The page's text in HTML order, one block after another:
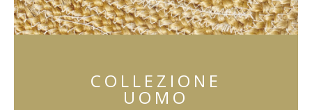
COLLEZIONE
UOMO